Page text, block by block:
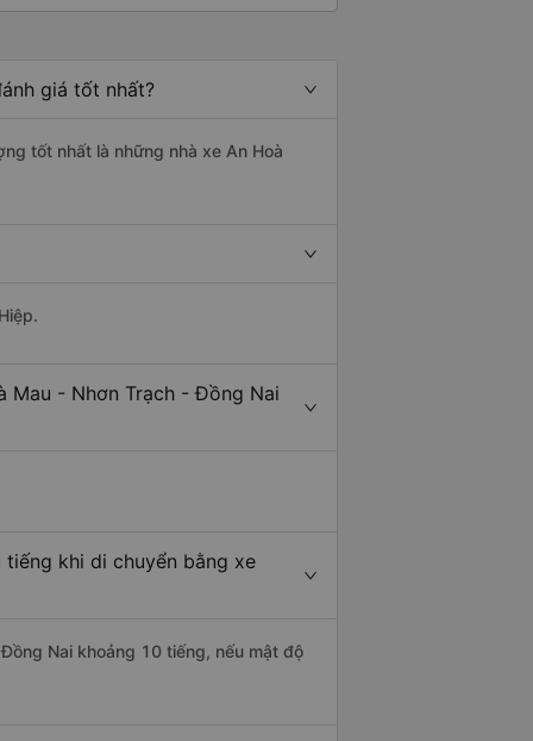
giá tốt nhất?
tốt nhất là những nhà xe An Hoà
Mau - Nhơn Trạch - Đồng Nai
khi di chuyển bằng xe
Nai khoảng 10 tiếng, nếu mật độ